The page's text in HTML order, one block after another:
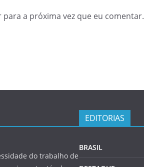
a próxima vez que eu comentar.
do trabalho de
EDITORIAS
BRASIL